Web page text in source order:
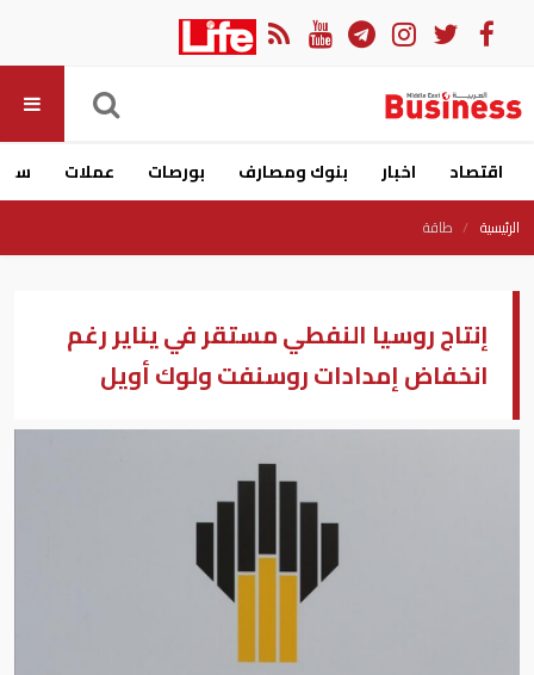
اقتصاد اخبار بنوك ومصارف بورصات عملات
الرئيسية طاقة
إنتاج روسيا النفطي مستقر في يناير رغم
انخفاض إمدادات روسنفت ولوك أويل